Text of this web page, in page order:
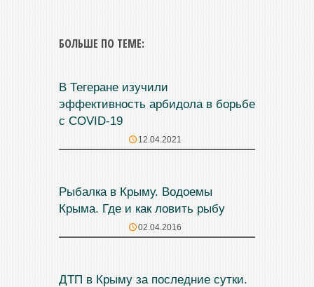
БОЛЬШЕ ПО ТЕМЕ:
В Тегеране изучили
эффективность арбидола в борьбе
с COVID-19
12.04.2021
Рыбалка в Крыму. Водоемы
Крыма. Где и как ловить рыбу
02.04.2016
ДТП в Крыму за последние сутки.